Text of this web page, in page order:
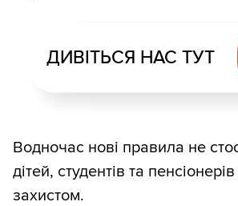
ДИВІТЬСЯ НАС ТУТ
Водночас нові правила не
дітей, студентів та
захистом.